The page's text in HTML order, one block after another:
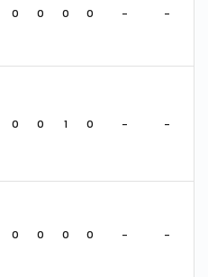
0 0 0 0 - -
0 0 1 0 - -
0 0 0 0 - -